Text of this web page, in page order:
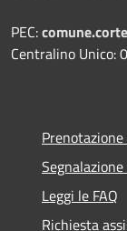
PEC:
Centralino Unico:
Leggi le FAQ
Richiesta